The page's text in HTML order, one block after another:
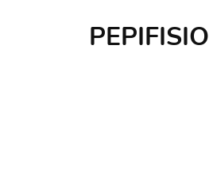
PEPIFISIO